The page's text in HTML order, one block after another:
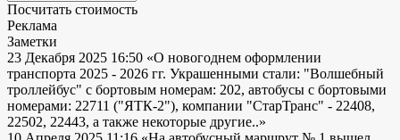
Посчитать стоимость
Реклама
Заметки
23 Декабря 2025 16:50 «О новогоднем оформлении
транспорта 2025 - 2026 гг. Украшенными стали: "Волшебный
троллейбус" с бортовым номерам: 202, автобусы с бортовыми
номерами: 22711 ("ЯТК-2"), компании "СтарТранс" - 22408,
22502, 22443, а также некоторые другие..»